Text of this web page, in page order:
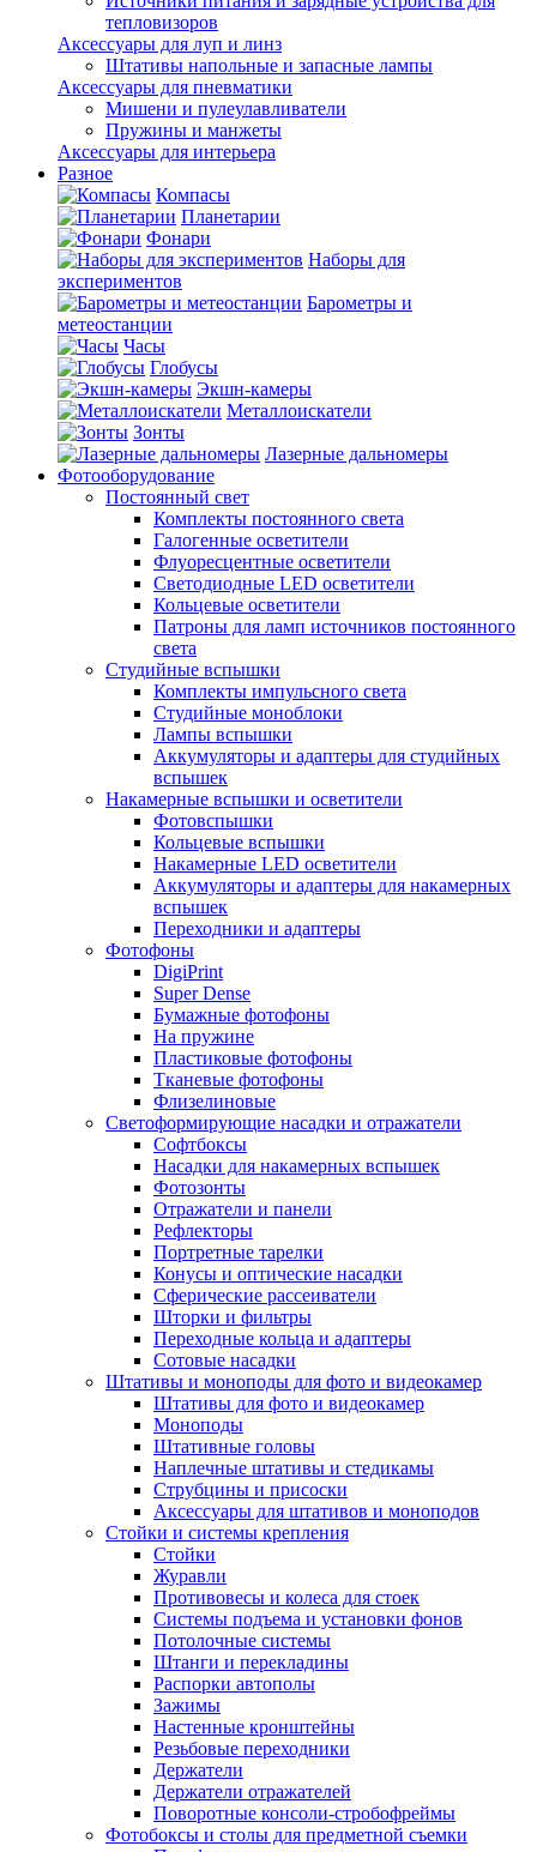
тепловизоров
Аксессуары для луп и линз
Штативы напольные и запасные лампы
Аксессуары для пневматики
Мишени и пулеулавливатели
Пружины и манжеты
Аксессуары для интерьера
Разное
Компасы
Планетарии
Фонари
Наборы для
экспериментов
Барометры и
метеостанции
Часы
Глобусы
Экшн-камеры
Металлоискатели
Зонты
Лазерные дальномеры
Фотооборудование
Постоянный свет
Комплекты постоянного света
Галогенные осветители
Флуоресцентные осветители
Светодиодные LED осветители
Кольцевые осветители
Патроны для ламп источников постоянного
света
Студийные вспышки
Комплекты импульсного света
Студийные моноблоки
Лампы вспышки
Аккумуляторы и адаптеры для студийных
вспышек
Накамерные вспышки и осветители
Фотовспышки
Кольцевые вспышки
Накамерные LED осветители
Аккумуляторы и адаптеры для накамерных
вспышек
Переходники и адаптеры
Фотофоны
DigiPrint
Super Dense
Бумажные фотофоны
На пружине
Пластиковые фотофоны
Тканевые фотофоны
Флизелиновые
Светоформирующие насадки и отражатели
Софтбоксы
Насадки для накамерных вспышек
Фотозонты
Отражатели и панели
Рефлекторы
Портретные тарелки
Конусы и оптические насадки
Сферические рассеиватели
Шторки и фильтры
Переходные кольца и адаптеры
Сотовые насадки
Штативы и моноподы для фото и видеокамер
Штативы для фото и видеокамер
Моноподы
Штативные головы
Наплечные штативы и стедикамы
Струбцины и присоски
Аксессуары для штативов и моноподов
Стойки и системы крепления
Стойки
Журавли
Противовесы и колеса для стоек
Системы подъема и установки фонов
Потолочные системы
Штанги и перекладины
Распорки автополы
Зажимы
Настенные кронштейны
Резьбовые переходники
Держатели
Держатели отражателей
Поворотные консоли-стробофреймы
Фотобоксы и столы для предметной съемки